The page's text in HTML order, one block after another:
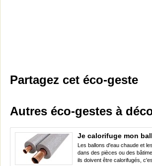
Partagez cet éco-geste
Autres éco-gestes à
Je calorifuge mon
Les ballons d'eau chaude et
dans des pièces ou des
ils doivent être calorifugés,